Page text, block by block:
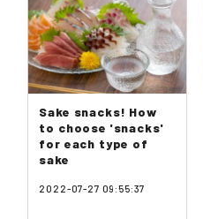
Sake snacks! How
to choose 'snacks'
for each type of
sake
2022-07-27 09:55:37